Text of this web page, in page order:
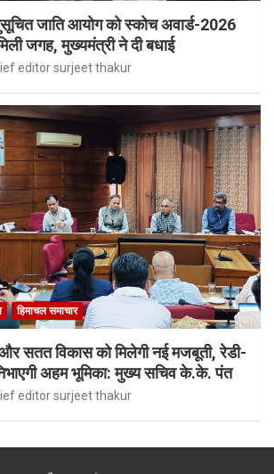
जाति आयोग को स्कोच अवार्ड-2026
जगह, मुख्यमंत्री ने दी बधाई
editor surjeet thakur
हिमाचल समाचार
सतत विकास को मिलेगी नई मजबूती, रेडी-
अहम भूमिका: मुख्य सचिव के.के. पंत
editor surjeet thakur